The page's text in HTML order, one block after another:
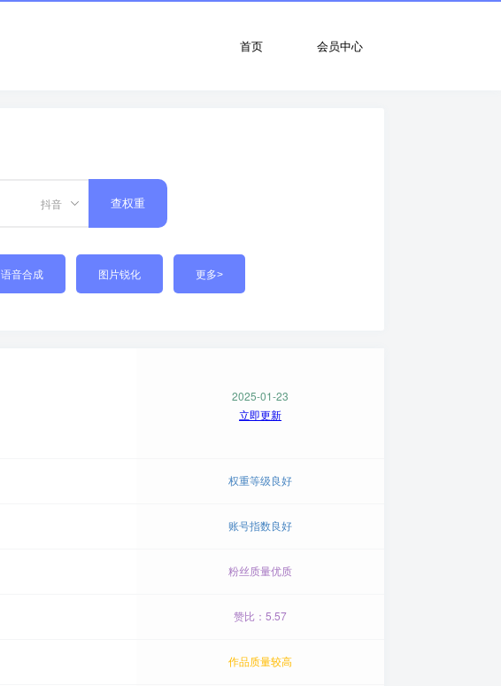
会员中心
首页
抖音 查权重
语音合成 图片锐化 更多>
2025-01-23
立即更新
权重等级良好
账号指数良好
粉丝质量优质
赞比：5.57
作品质量较高